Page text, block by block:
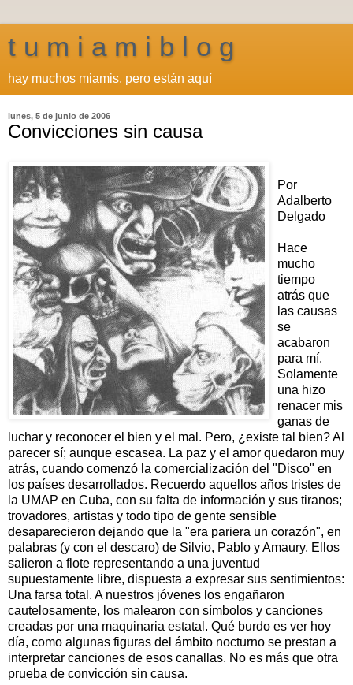
t u m i a m i b l o g
hay muchos miamis, pero están aquí
lunes, 5 de junio de 2006
Convicciones sin causa
Por
Adalberto
Delgado
Hace
mucho
tiempo
atrás que
las causas
se
acabaron
para mí.
Solamente
una hizo
renacer mis
ganas de
luchar y reconocer el bien y el mal. Pero, ¿existe tal bien? Al
parecer sí; aunque escasea. La paz y el amor quedaron muy
atrás, cuando comenzó la comercialización del "Disco" en
los países desarrollados. Recuerdo aquellos años tristes de
la UMAP en Cuba, con su falta de información y sus tiranos;
trovadores, artistas y todo tipo de gente sensible
desaparecieron dejando que la "era pariera un corazón", en
palabras (y con el descaro) de Silvio, Pablo y Amaury. Ellos
salieron a flote representando a una juventud
supuestamente libre, dispuesta a expresar sus sentimientos:
Una farsa total. A nuestros jóvenes los engañaron
cautelosamente, los malearon con símbolos y canciones
creadas por una maquinaria estatal. Qué burdo es ver hoy
día, como algunas figuras del ámbito nocturno se prestan a
interpretar canciones de esos canallas. No es más que otra
prueba de convicción sin causa.